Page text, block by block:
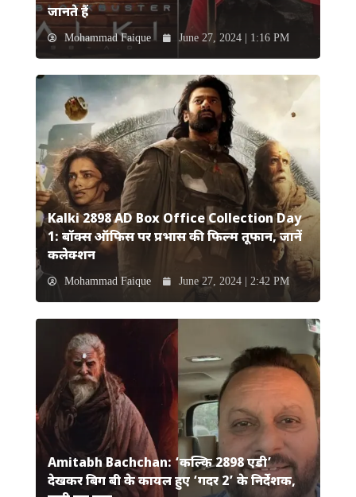
जानते हैं
Mohammad Faique June 27, 2024 | 1:16 PM
Kalki 2898 AD Box Office Collection Day
1: बॉक्स ऑफिस पर प्रभास की फिल्म तूफान, जानें
कलेक्शन
Mohammad Faique June 27, 2024 | 2:42 PM
Amitabh Bachchan: ‘कल्कि 2898 एडी’
देखकर बिग बी के कायल हुए ‘गदर 2’ के निर्देशक,